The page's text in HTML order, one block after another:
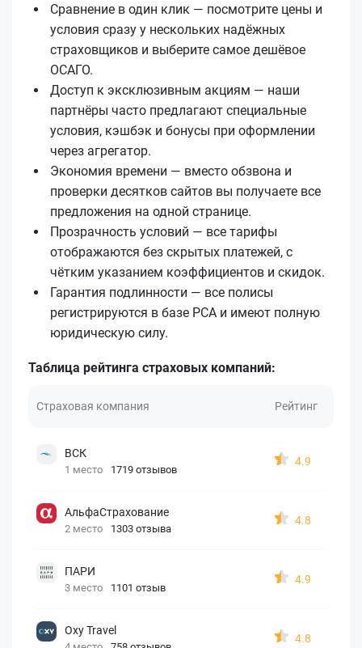
Сравнение в один клик — посмотрите цены и
условия сразу у нескольких надёжных
страховщиков и выберите самое дешёвое
ОСАГО.
Доступ к эксклюзивным акциям — наши
партнёры часто предлагают специальные
условия, кэшбэк и бонусы при оформлении
через агрегатор.
Экономия времени — вместо обзвона и
проверки десятков сайтов вы получаете все
предложения на одной странице.
Прозрачность условий — все тарифы
отображаются без скрытых платежей, с
чётким указанием коэффициентов и скидок.
Гарантия подлинности — все полисы
регистрируются в базе РСА и имеют полную
юридическую силу.
Таблица рейтинга страховых компаний:
Страховая компания Рейтинг
ВСК
1 место 1719 отзывов
4.9
АльфаСтрахование
2 место 1303 отзыва
4.8
ПАРИ
3 место 1101 отзыв
4.9
Oxy Travel
4.8